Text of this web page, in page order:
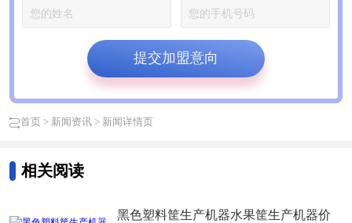
提交加盟意向
首页> 新闻资讯> 新闻详情页
相关阅读
黑色塑料筐生产机器水果筐生产机器价